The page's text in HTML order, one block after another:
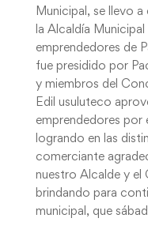
Municipal, se llevo
la Alcaldía
emprendedores de
fue presidido por
y miembros del
Edil usuluteco
emprendedores por
logrando en las
comerciante
nuestro Alcalde y el
brindando para
municipal, que